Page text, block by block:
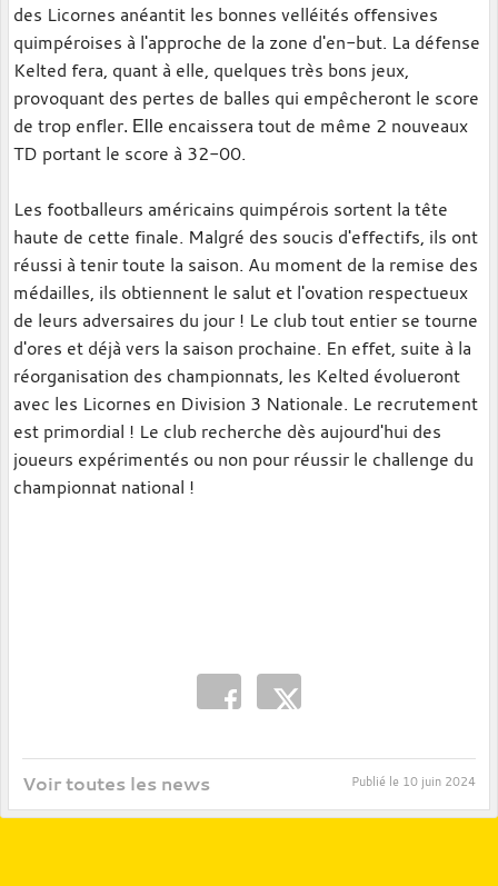
des Licornes anéantit les bonnes velléités offensives
quimpéroises à l'approche de la zone d'en-but. La défense
Kelted fera, quant à elle, quelques très bons jeux,
provoquant des pertes de balles qui empêcheront le score
de trop enfler. Elle encaissera tout de même 2 nouveaux
TD portant le score à 32-00.
Les footballeurs américains quimpérois sortent la tête
haute de cette finale. Malgré des soucis d'effectifs, ils ont
réussi à tenir toute la saison. Au moment de la remise des
médailles, ils obtiennent le salut et l'ovation respectueux
de leurs adversaires du jour ! Le club tout entier se tourne
d'ores et déjà vers la saison prochaine. En effet, suite à la
réorganisation des championnats, les Kelted évolueront
avec les Licornes en Division 3 Nationale. Le recrutement
est primordial ! Le club recherche dès aujourd'hui des
joueurs expérimentés ou non pour réussir le challenge du
championnat national !
Voir toutes les news Publié le 10 juin 2024